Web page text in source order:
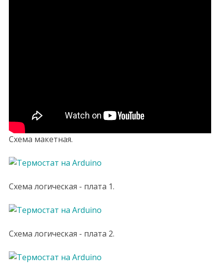
Схема макетная.
Схема логическая - плата 1.
Схема логическая - плата 2.